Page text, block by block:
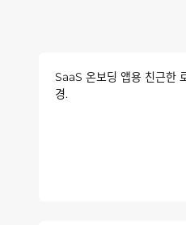
SaaS 온보딩 앱용 친근한
경.